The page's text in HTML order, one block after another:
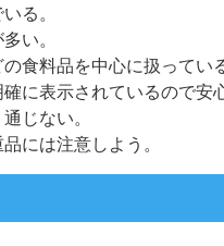
る。
い。
食料品を中心に扱ってい
に表示されているので安
じない。
には注意しよう。